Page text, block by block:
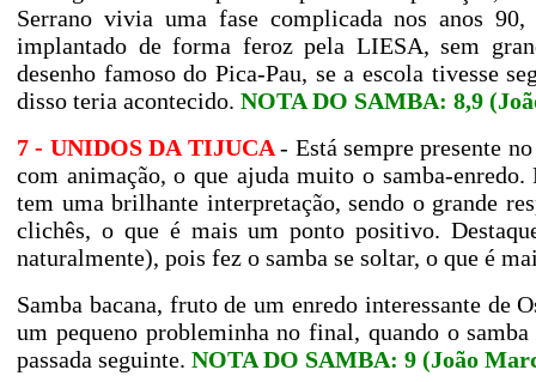
Serrano vivia uma fase complicada nos anos
implantado de forma feroz pela LIESA, sem
desenho famoso do Pica-Pau, se a escola tivesse
disso teria acontecido. NOTA DO SAMBA: 8,9
7 - UNIDOS DA TIJUCA- Está sempre presente
com animação, o que ajuda muito o samba-
tem uma brilhante interpretação, sendo o grande
clichês, o que é mais um ponto positivo.
naturalmente), pois fez o samba se soltar, o que é
Samba bacana, fruto de um enredo interessante de
um pequeno probleminha no final, quando o
passada seguinte. NOTA DO SAMBA: 9 (João